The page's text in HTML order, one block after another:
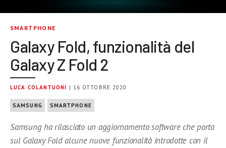
SMARTPHONE
Galaxy Fold, funzionalità del
Galaxy Z Fold 2
LUCA COLANTUONI | 16 OTTOBRE 2020
SAMSUNG SMARTPHONE
Samsung ha rilasciato un aggiornamento software che porta
sul Galaxy Fold alcune nuove funzionalità introdotte con il